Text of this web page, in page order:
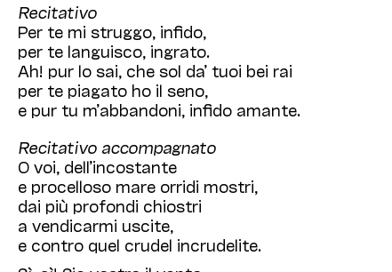
Recitativo
Per te mi struggo, infido,
per te languisco, ingrato.
Ah! pur lo sai, che sol da’ tuoi bei rai
per te piagato ho il seno,
e pur tu m’abbandoni, infido amante.
Recitativo accompagnato
O voi, dell’incostante
e procelloso mare orridi mostri,
dai più profondi chiostri
a vendicarmi uscite,
e contro quel crudel incrudelite.